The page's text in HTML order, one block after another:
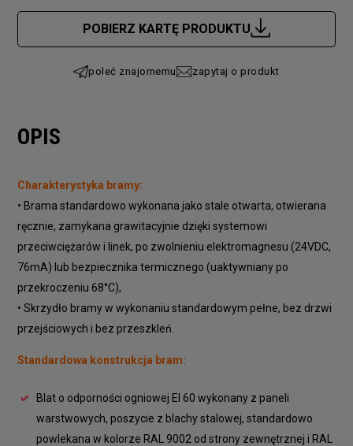
Cena nie zawiera ewentualnych kosztów płatności
POBIERZ KARTĘ PRODUKTU
poleć znajomemu zapytaj o produkt
OPIS
Charakterystyka bramy:
• Brama standardowo wykonana jako stale otwarta, otwierana
ręcznie, zamykana grawitacyjnie dzięki systemowi
przeciwciężarów i linek, po zwolnieniu elektromagnesu (24VDC,
76mA) lub bezpiecznika termicznego (uaktywniany po
przekroczeniu 68°C),
• Skrzydło bramy w wykonaniu standardowym pełne, bez drzwi
przejściowych i bez przeszkleń.
Standardowa konstrukcja bram:
Blat o odporności ogniowej EI 60 wykonany z paneli
warstwowych, poszycie z blachy stalowej, standardowo
powlekana w kolorze RAL 9002 od strony zewnętrznej i RAL